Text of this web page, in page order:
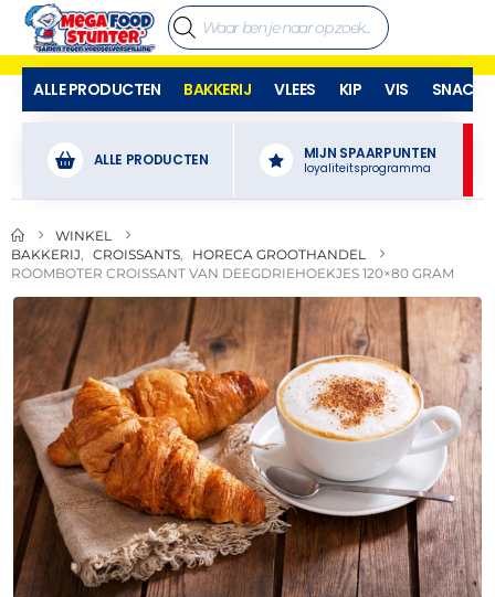
ALLE PRODUCTEN BAKKERIJ VLEES KIP VIS SNACKS
ALLE PRODUCTEN MIJN SPAARPUNTEN
loyaliteitsprogramma
WINKEL
BAKKERIJ
CROISSANTS
HORECA GROOTHANDEL
ROOMBOTER CROISSANT VAN DEEGDRIEHOEKJES 120×80 GRAM